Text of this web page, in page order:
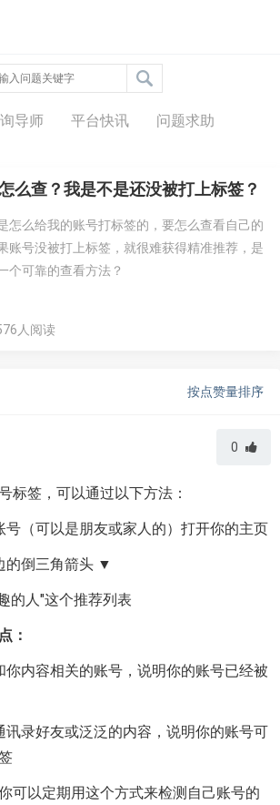
导师 平台快讯 问题求助
么查？我是不是还没被打上标签？
怎么给我的账号打标签的，要怎么查看自己的
账号没被打上标签，就很难获得精准推荐，是
个可靠的查看方法？
人阅读
按点赞量排序
0
标签，可以通过以下方法：
号（可以是朋友或家人的）打开你的主页
的倒三角箭头 ▼
的人"这个推荐列表
：
你内容相关的账号，说明你的账号已经被
讯录好友或泛泛的内容，说明你的账号可
可以定期用这个方式来检测自己账号的